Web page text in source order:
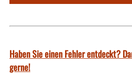
Haben Sie einen Fehler entdeckt?
gerne!